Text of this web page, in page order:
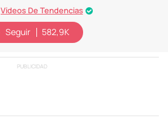
Vídeos De Tendencias
Seguir 582,9K
PUBLICIDAD